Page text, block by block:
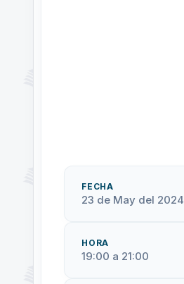
FECHA
23 de May del 2024
HORA
19:00 a 21:00